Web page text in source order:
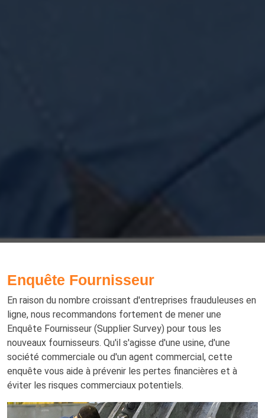
Enquête Fournisseur
En raison du nombre croissant d'entreprises frauduleuses en
ligne, nous recommandons fortement de mener une
Enquête Fournisseur (Supplier Survey) pour tous les
nouveaux fournisseurs. Qu'il s'agisse d'une usine, d'une
société commerciale ou d'un agent commercial, cette
enquête vous aide à prévenir les pertes financières et à
éviter les risques commerciaux potentiels.